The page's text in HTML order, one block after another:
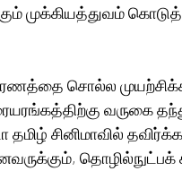
முக்கியத்துவம்
ரணத்தை சொல்ல
வருகை
சினிமாவில்